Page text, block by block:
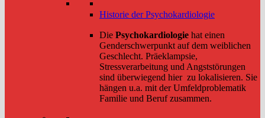
Historie der Psychokardiologie
Die Psychokardiologie hat einen
Genderschwerpunkt auf dem weiblichen
Geschlecht. Präeklampsie,
Stressverarbeitung und Angststörungen
sind überwiegend hier zu lokalisieren. Sie
hängen u.a. mit der Umfeldproblematik
Familie und Beruf zusammen.